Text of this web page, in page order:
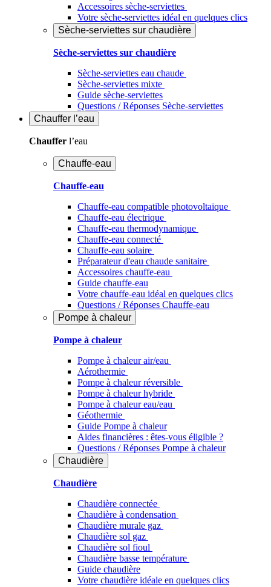
Accessoires sèche-serviettes
Votre sèche-serviettes idéal en quelques clics
Sèche-serviettes sur chaudière
Sèche-serviettes sur chaudière
Sèche-serviettes eau chaude
Sèche-serviettes mixte
Guide sèche-serviettes
Questions / Réponses Sèche-serviettes
Chauffer l’eau
Chauffer l’eau
Chauffe-eau
Chauffe-eau
Chauffe-eau compatible photovoltaïque
Chauffe-eau électrique
Chauffe-eau thermodynamique
Chauffe-eau connecté
Chauffe-eau solaire
Préparateur d'eau chaude sanitaire
Accessoires chauffe-eau
Guide chauffe-eau
Votre chauffe-eau idéal en quelques clics
Questions / Réponses Chauffe-eau
Pompe à chaleur
Pompe à chaleur
Pompe à chaleur air/eau
Aérothermie
Pompe à chaleur réversible
Pompe à chaleur hybride
Pompe à chaleur​ eau/eau
Géothermie
Guide Pompe à chaleur
Aides financières : êtes-vous éligible ?
Questions / Réponses Pompe à chaleur
Chaudière
Chaudière
Chaudière connectée
Chaudière à condensation
Chaudière murale gaz
Chaudière sol gaz
Chaudière sol fioul
Chaudière basse température
Guide chaudière
Votre chaudière idéale en quelques clics